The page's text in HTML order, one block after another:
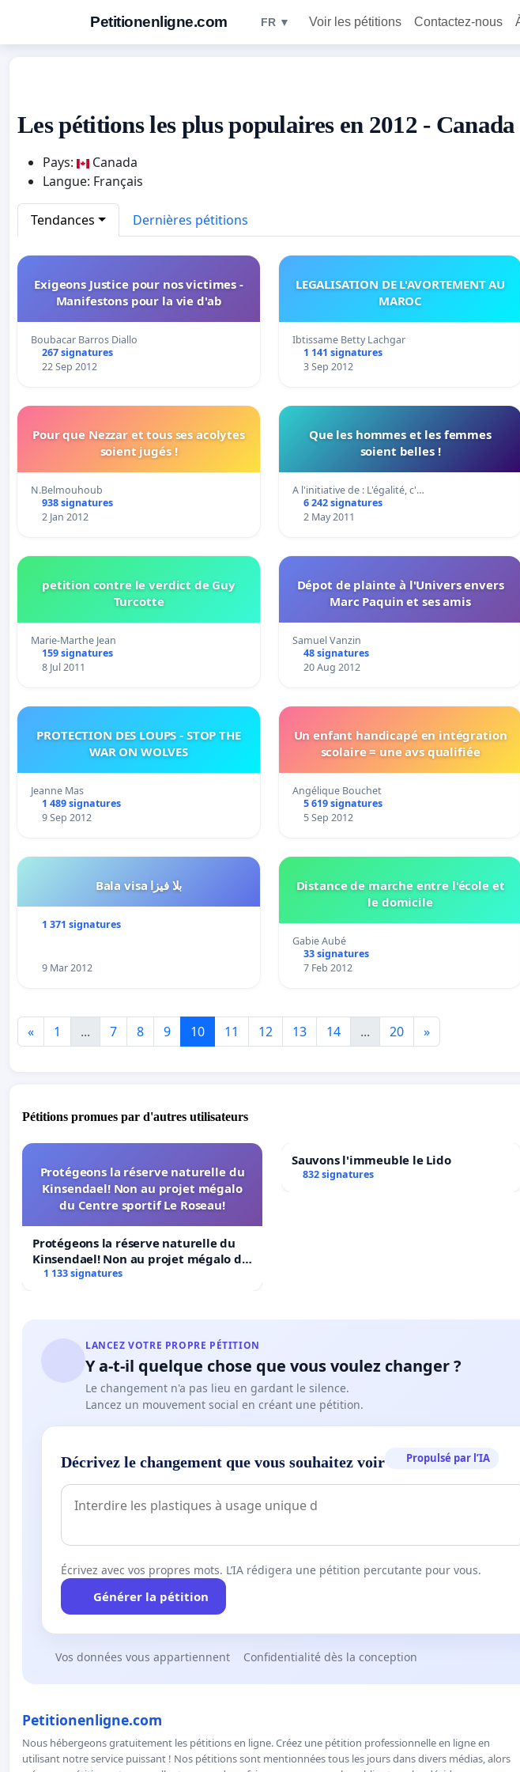
Petitionenligne.com FR ▼ Voir les pétitions Contactez-nous
Les pétitions les plus populaires en 2012 - Canada
Pays:
Canada
Langue: Français
Tendances Dernières pétitions
Exigeons Justice pour nos victimes -
Manifestons pour la vie d'ab
Boubacar Barros Diallo
267 signatures
22 Sep 2012
LEGALISATION DE L'AVORTEMENT AU
MAROC
Ibtissame Betty Lachgar
1 141 signatures
3 Sep 2012
Pour que Nezzar et tous ses acolytes
soient jugés !
N.Belmouhoub
938 signatures
2 Jan 2012
Que les hommes et les femmes
soient belles !
A l'initiative de : L'égalité, c'…
6 242 signatures
2 May 2011
petition contre le verdict de Guy
Turcotte
Marie-Marthe Jean
159 signatures
8 Jul 2011
Dépot de plainte à l'Univers envers
Marc Paquin et ses amis
Samuel Vanzin
48 signatures
20 Aug 2012
PROTECTION DES LOUPS - STOP THE
WAR ON WOLVES
Jeanne Mas
1 489 signatures
9 Sep 2012
Un enfant handicapé en intégration
scolaire = une avs qualifiée
Angélique Bouchet
5 619 signatures
5 Sep 2012
Bala visa بلا فيزا
1 371 signatures
9 Mar 2012
Distance de marche entre l'école et
le domicile
Gabie Aubé
33 signatures
7 Feb 2012
« 1 ... 7 8 9 10 11 12 13 14 ... 20 »
Pétitions promues par d'autres utilisateurs
Protégeons la réserve naturelle du
Kinsendael! Non au projet mégalo
du Centre sportif Le Roseau!
Protégeons la réserve naturelle du
Kinsendael! Non au projet mégalo du
Centre sportif Le Roseau!
1 133 signatures
Sauvons l'immeuble le Lido
832 signatures
LANCEZ VOTRE PROPRE PÉTITION
Y a-t-il quelque chose que vous voulez changer ?
Le changement n'a pas lieu en gardant le silence.
Lancez un mouvement social en créant une pétition.
Décrivez le changement que vous souhaitez voir Propulsé par l’IA
Écrivez avec vos propres mots. L’IA rédigera une pétition percutante pour vous.
Générer la pétition
Vos données vous appartiennent Confidentialité dès la conception
Petitionenligne.com
Nous hébergeons gratuitement les pétitions en ligne. Créez une pétition professionnelle en ligne en
utilisant notre service puissant ! Nos pétitions sont mentionnées tous les jours dans divers médias, alors